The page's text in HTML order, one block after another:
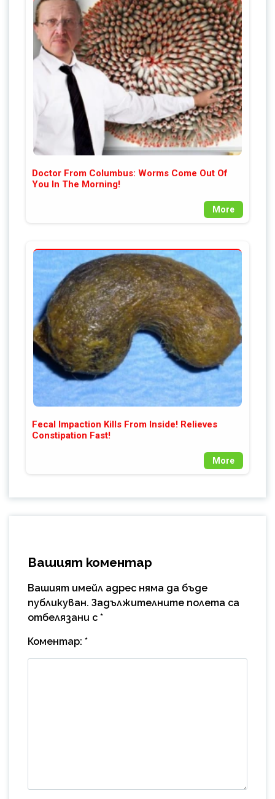
Doctor From Columbus: Worms Come Out Of
You In The Morning!
More
Fecal Impaction Kills From Inside! Relieves
Constipation Fast!
More
Вашият коментар
Вашият имейл адрес няма да бъде
публикуван. Задължителните полета са
отбелязани с *
Коментар: *